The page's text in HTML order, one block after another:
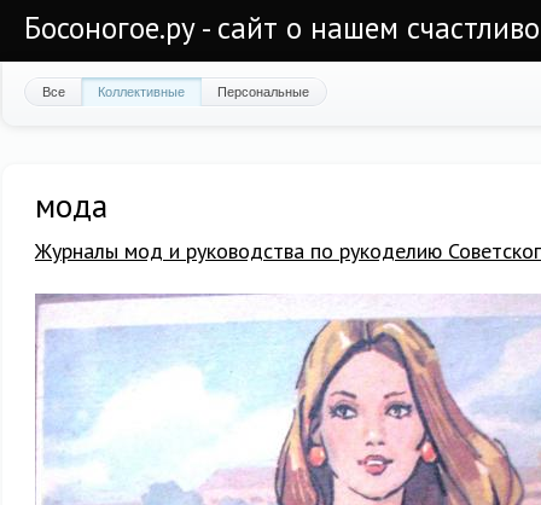
Босоногое.ру - сайт о нашем
Все Коллективные Персональные
мода
Журналы мод и руководства по рукоделию